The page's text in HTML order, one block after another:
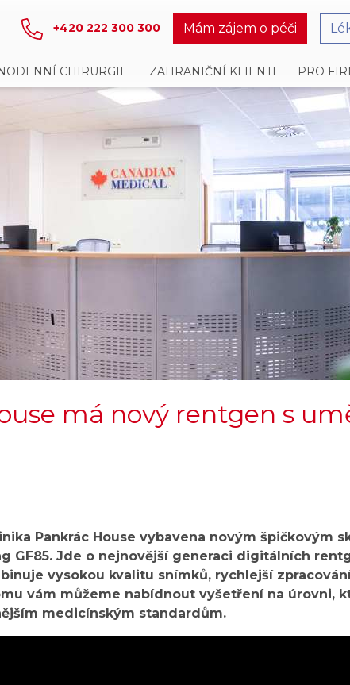
+420 222 300 300 Mám zájem o péči
CHIRURGIE ZAHRANIČNÍ KLIENTI PRO
má nový rentgen s
Pankrác House vybavena novým špičkovým
GF85. Jde o nejnovější generaci digitálních
vysokou kvalitu snímků, rychlejší
vám můžeme nabídnout vyšetření na úrovni,
medicínským standardům.